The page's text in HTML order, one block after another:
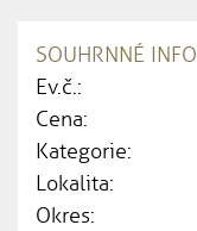
SOUHRNNÉ INFO
Ev.č.:
Cena:
Kategorie:
Lokalita:
Okres: